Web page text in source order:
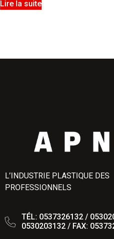
Lire la suite
L’INDUSTRIE PLASTIQUE DES
PROFESSIONNELS
TÉL: 0537326132 /
0530203132 / FAX: